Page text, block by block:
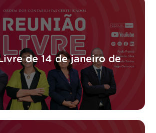
de 14 de janeiro de